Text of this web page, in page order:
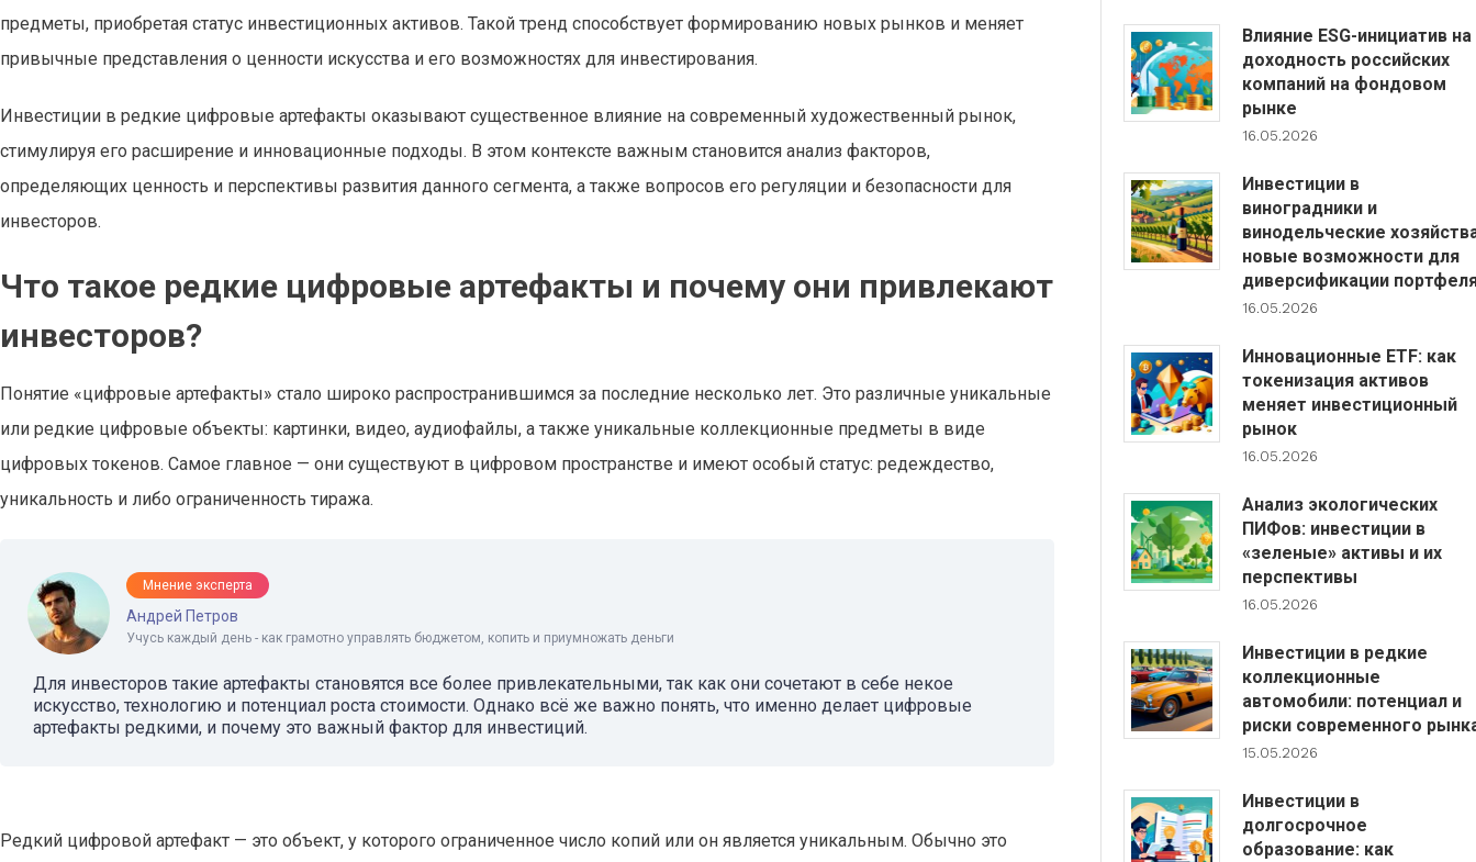
предметы, приобретая статус инвестиционных активов. Такой тренд способствует формированию новых рынков и меняет
привычные представления о ценности искусства и его возможностях для инвестирования.
Инвестиции в редкие цифровые артефакты оказывают существенное влияние на современный художественный рынок,
стимулируя его расширение и инновационные подходы. В этом контексте важным становится анализ факторов,
определяющих ценность и перспективы развития данного сегмента, а также вопросов его регуляции и безопасности для
инвесторов.
Что такое редкие цифровые артефакты и почему они привлекают
инвесторов?
Понятие «цифровые артефакты» стало широко распространившимся за последние несколько лет. Это различные уникальные
или редкие цифровые объекты: картинки, видео, аудиофайлы, а также уникальные коллекционные предметы в виде
цифровых токенов. Самое главное — они существуют в цифровом пространстве и имеют особый статус: редеждество,
уникальность и либо ограниченность тиража.
Мнение эксперта
Андрей Петров
Учусь каждый день - как грамотно управлять бюджетом, копить и приумножать деньги
Для инвесторов такие артефакты становятся все более привлекательными, так как они сочетают в себе некое
искусство, технологию и потенциал роста стоимости. Однако всё же важно понять, что именно делает цифровые
артефакты редкими, и почему это важный фактор для инвестиций.
Редкий цифровой артефакт — это объект, у которого ограниченное число копий или он является уникальным. Обычно это
Влияние ESG-инициатив на
доходность российских
компаний на фондовом
рынке
16.05.2026
Инвестиции в
виноградники и
винодельческие
новые возможности для
диверсификации
16.05.2026
Инновационные ETF: как
токенизация активов
меняет инвестиционный
рынок
16.05.2026
Анализ экологических
ПИФов: инвестиции в
«зеленые» активы и их
перспективы
16.05.2026
Инвестиции в редкие
коллекционные
автомобили: потенциал и
риски современного
15.05.2026
Инвестиции в
долгосрочное
образование: как